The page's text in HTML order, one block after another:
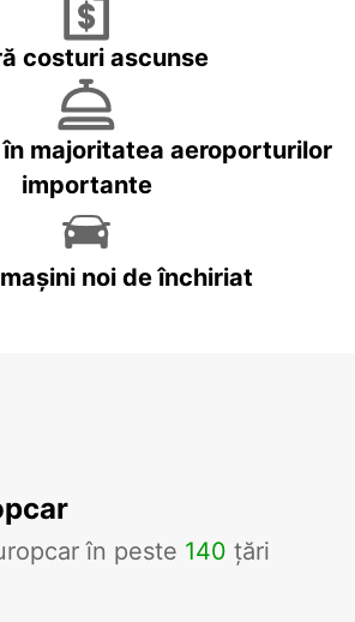
costuri ascunse
majoritatea aeroporturilor
importante
noi de închiriat
în peste 140 țări